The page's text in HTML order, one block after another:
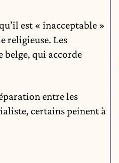
est « inacceptable »
religieuse. Les
belge, qui accorde
entre les
certains peinent à